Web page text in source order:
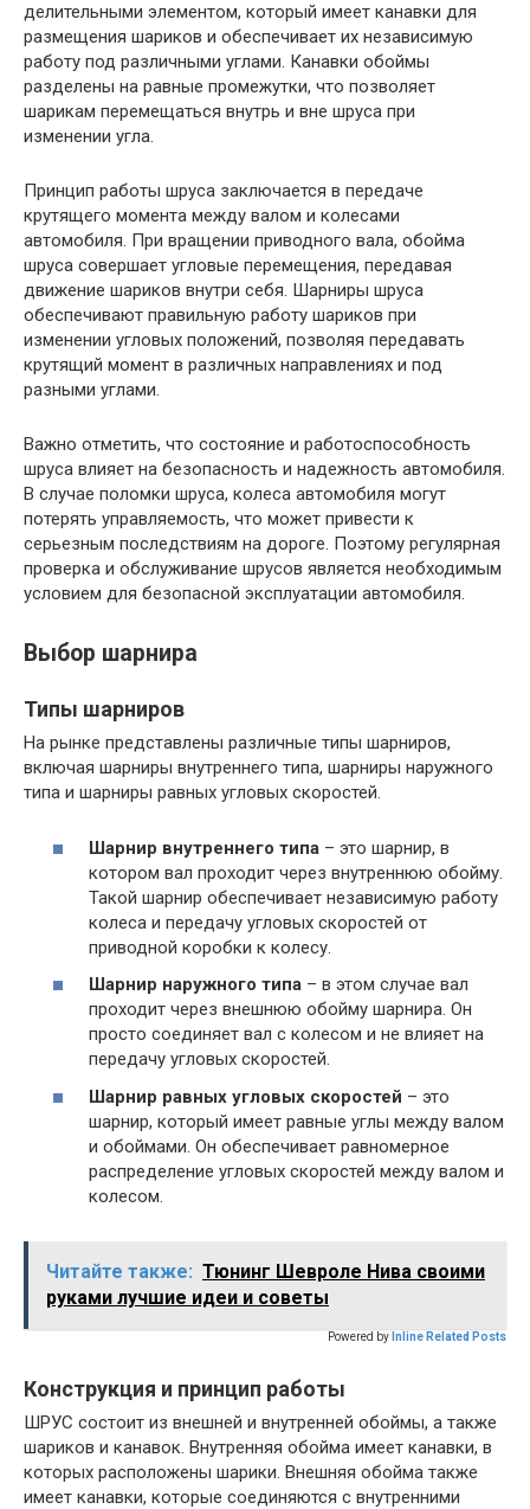
делительными элементом, который имеет канавки для
размещения шариков и обеспечивает их независимую
работу под различными углами. Канавки обоймы
разделены на равные промежутки, что позволяет
шарикам перемещаться внутрь и вне шруса при
изменении угла.
Принцип работы шруса заключается в передаче
крутящего момента между валом и колесами
автомобиля. При вращении приводного вала, обойма
шруса совершает угловые перемещения, передавая
движение шариков внутри себя. Шарниры шруса
обеспечивают правильную работу шариков при
изменении угловых положений, позволяя передавать
крутящий момент в различных направлениях и под
разными углами.
Важно отметить, что состояние и работоспособность
шруса влияет на безопасность и надежность автомобиля.
В случае поломки шруса, колеса автомобиля могут
потерять управляемость, что может привести к
серьезным последствиям на дороге. Поэтому регулярная
проверка и обслуживание шрусов является необходимым
условием для безопасной эксплуатации автомобиля.
Выбор шарнира
Типы шарниров
На рынке представлены различные типы шарниров,
включая шарниры внутреннего типа, шарниры наружного
типа и шарниры равных угловых скоростей.
Шарнир внутреннего типа – это шарнир, в
котором вал проходит через внутреннюю обойму.
Такой шарнир обеспечивает независимую работу
колеса и передачу угловых скоростей от
приводной коробки к колесу.
Шарнир наружного типа – в этом случае вал
проходит через внешнюю обойму шарнира. Он
просто соединяет вал с колесом и не влияет на
передачу угловых скоростей.
Шарнир равных угловых скоростей – это
шарнир, который имеет равные углы между валом
и обоймами. Он обеспечивает равномерное
распределение угловых скоростей между валом и
колесом.
Читайте также: Тюнинг Шевроле Нива своими
руками лучшие идеи и советы
Powered by Inline Related Posts
Конструкция и принцип работы
ШРУС состоит из внешней и внутренней обоймы, а также
шариков и канавок. Внутренняя обойма имеет канавки, в
которых расположены шарики. Внешняя обойма также
имеет канавки, которые соединяются с внутренними